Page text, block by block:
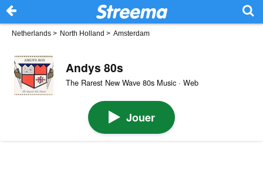
Netherlands > North Holland > Amsterdam
Andys 80s
The Rarest New Wave 80s Music · Web
Jouer